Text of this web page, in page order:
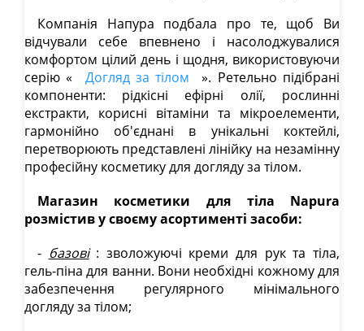
Компанія Напура подбала про те, щоб Ви
відчували себе впевнено і насолоджувалися
комфортом цілий день і щодня, використовуючи
серію «
Догляд за тілом
». Ретельно підібрані
компоненти: рідкісні ефірні олії, рослинні
екстракти, корисні вітаміни та мікроелементи,
гармонійно об'єднані в унікальні коктейлі,
перетворюють представлені лінійку на незамінну
професійну косметику для догляду за тілом.
Магазин косметики для тіла Napura
розмістив у своєму асортименті засоби:
- базові: зволожуючі креми для рук та тіла,
гель-піна для ванни. Вони необхідні кожному для
забезпечення регулярного мінімального
догляду за тілом;